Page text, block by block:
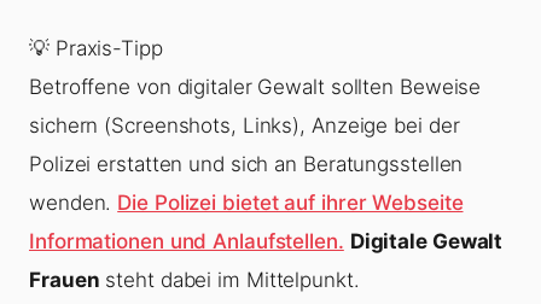
💡 Praxis-Tipp
Betroffene von digitaler Gewalt sollten Beweise
sichern (Screenshots, Links), Anzeige bei der
Polizei erstatten und sich an Beratungsstellen
wenden. Die Polizei bietet auf ihrer Webseite
Informationen und Anlaufstellen. Digitale Gewalt
Frauen steht dabei im Mittelpunkt.